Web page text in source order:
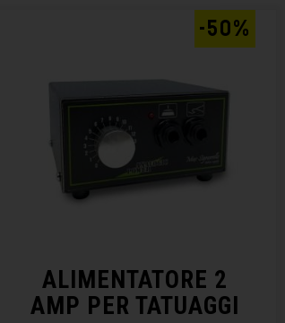
ALIMENTATORE 2
AMP PER TATUAGGI
-50%